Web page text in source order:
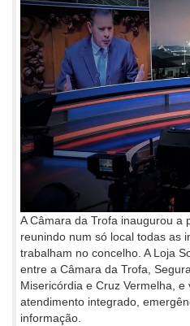
A Câmara da Trofa inaugurou a
reunindo num só local todas as
trabalham no concelho. A Loja
entre a Câmara da Trofa,
Misericórdia e Cruz Vermelha,
atendimento integrado,
informação.